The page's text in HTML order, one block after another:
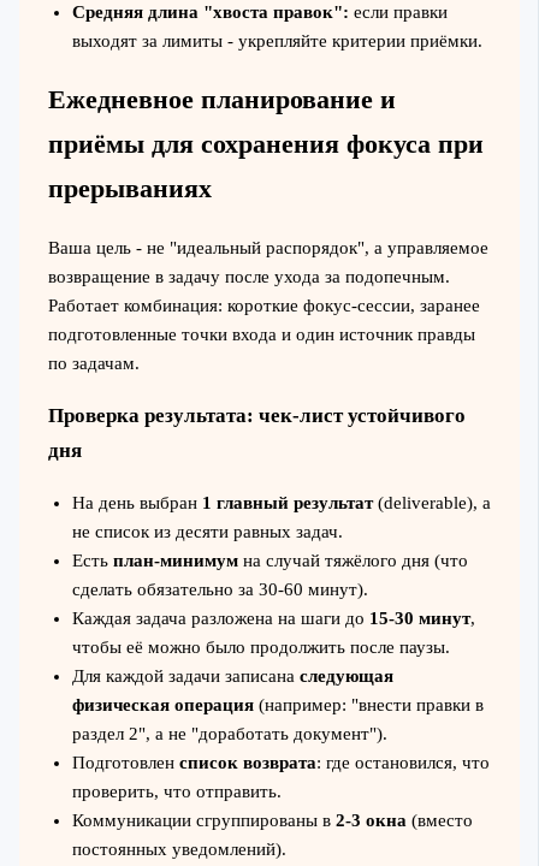
Средняя длина "хвоста правок": если правки
выходят за лимиты - укрепляйте критерии приёмки.
Ежедневное планирование и
приёмы для сохранения фокуса при
прерываниях
Ваша цель - не "идеальный распорядок", а управляемое
возвращение в задачу после ухода за подопечным.
Работает комбинация: короткие фокус‑сессии, заранее
подготовленные точки входа и один источник правды
по задачам.
Проверка результата: чек‑лист устойчивого
дня
На день выбран 1 главный результат(deliverable), а
не список из десяти равных задач.
Есть план‑минимумна случай тяжёлого дня (что
сделать обязательно за 30-60 минут).
Каждая задача разложена на шаги до 15-30 минут,
чтобы её можно было продолжить после паузы.
Для каждой задачи записана следующая
физическая операция(например: "внести правки в
раздел 2", а не "доработать документ").
Подготовлен список возврата: где остановился, что
проверить, что отправить.
Коммуникации сгруппированы в 2-3 окна (вместо
постоянных уведомлений).